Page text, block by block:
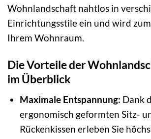
Wohnlandschaft nahtlos in
Einrichtungsstile ein und wird
Ihrem Wohnraum.
Die Vorteile der
im Überblick
Maximale Entspannung: Dank
ergonomisch geformten Sitz-
Rückenkissen erleben Sie